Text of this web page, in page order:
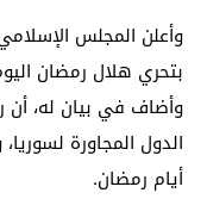
وأعلن المجلس
بتحري هلال رمضان
وأضاف في بيان له، أن
الدول المجاورة
أيام رمضان.